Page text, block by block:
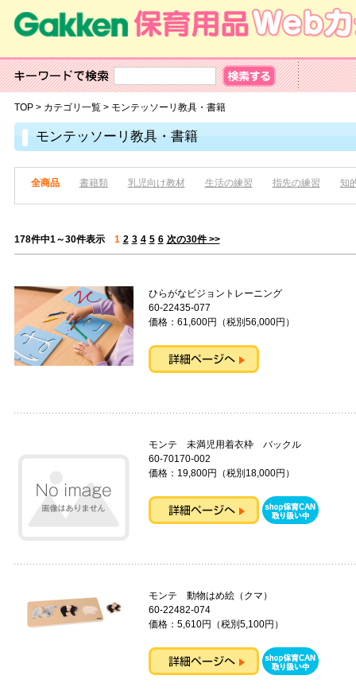
TOP> カテゴリ一覧> モンテッソーリ教具・書籍
モンテッソーリ教具・書籍
全商品 書籍類 乳児向け教材 生活の練習 指先の練習 知
178件中1～30件表示 1 2 3 4 5 6 次の30件 >>
ひらがなビジョントレーニング
60-22435-077
価格：61,600円（税別56,000円）
モンテ 未満児用着衣枠 バックル
60-70170-002
価格：19,800円（税別18,000円）
モンテ 動物はめ絵（クマ）
60-22482-074
価格：5,610円（税別5,100円）